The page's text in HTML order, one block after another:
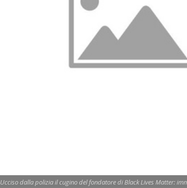
Ucciso dalla polizia il cugino del fondatore di Black Lives Matter: